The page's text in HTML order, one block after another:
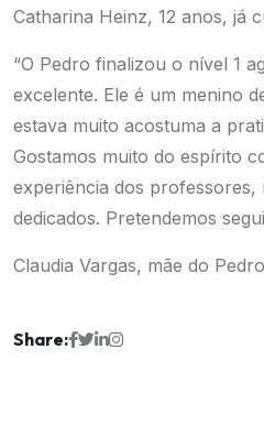
Catharina Heinz, 12 anos, já
“O Pedro finalizou o nível 1
excelente. Ele é um menino
estava muito acostuma a
Gostamos muito do espírito
experiência dos professores,
dedicados. Pretendemos
Claudia Vargas, mãe do
Share: